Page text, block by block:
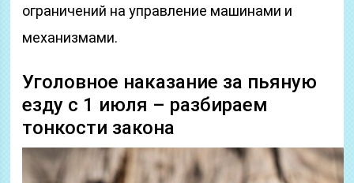
ограничений на управление машинами и
механизмами.
Уголовное наказание за пьяную
езду с 1 июля – разбираем
тонкости закона